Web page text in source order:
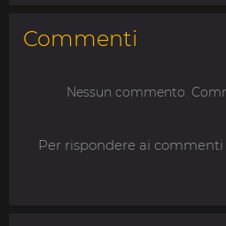
Commenti
Nessun commento.
Per rispondere ai commenti